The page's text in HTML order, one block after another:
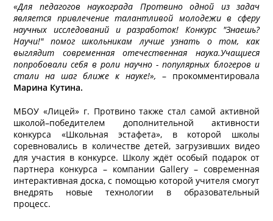
«Для педагогов наукограда Протвино одной из задач
является привлечение талантливой молодежи в сферу
научных исследований и разработок! Конкурс "Знаешь?
Научи!" помог школьникам лучше узнать о том, как
выглядит современная отечественная наука.Учащиеся
попробовали себя в роли научно - популярных блогеров и
стали на шаг ближе к науке!», – прокомментировала
Марина Кутина.
МБОУ «Лицей» г. Протвино также стал самой активной
школой–победителем дополнительной активности
конкурса «Школьная эстафета», в которой школы
соревновались в количестве детей, загрузивших видео
для участия в конкурсе. Школу ждёт особый подарок от
партнера конкурса – компании Gallery – современная
интерактивная доска, с помощью которой учителя смогут
внедрять новые технологии в образовательный
процесс.